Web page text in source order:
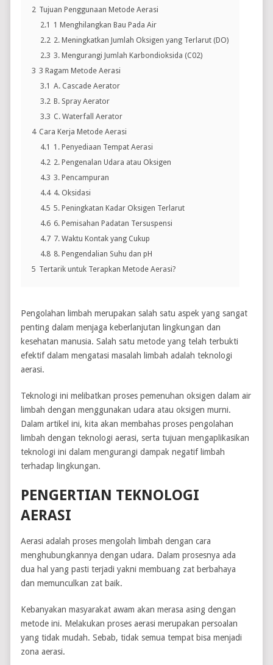
2 Tujuan Penggunaan Metode Aerasi
2.1 1 Menghilangkan Bau Pada Air
2.2 2. Meningkatkan Jumlah Oksigen yang Terlarut (DO)
2.3 3. Mengurangi Jumlah Karbondioksida (C02)
3 3 Ragam Metode Aerasi
3.1 A. Cascade Aerator
3.2 B. Spray Aerator
3.3 C. Waterfall Aerator
4 Cara Kerja Metode Aerasi
4.1 1. Penyediaan Tempat Aerasi
4.2 2. Pengenalan Udara atau Oksigen
4.3 3. Pencampuran
4.4 4. Oksidasi
4.5 5. Peningkatan Kadar Oksigen Terlarut
4.6 6. Pemisahan Padatan Tersuspensi
4.7 7. Waktu Kontak yang Cukup
4.8 8. Pengendalian Suhu dan pH
5 Tertarik untuk Terapkan Metode Aerasi?
Pengolahan limbah merupakan salah satu aspek yang sangat
penting dalam menjaga keberlanjutan lingkungan dan
kesehatan manusia. Salah satu metode yang telah terbukti
efektif dalam mengatasi masalah limbah adalah teknologi
aerasi.
Teknologi ini melibatkan proses pemenuhan oksigen dalam air
limbah dengan menggunakan udara atau oksigen murni.
Dalam artikel ini, kita akan membahas proses pengolahan
limbah dengan teknologi aerasi, serta tujuan mengaplikasikan
teknologi ini dalam mengurangi dampak negatif limbah
terhadap lingkungan.
PENGERTIAN TEKNOLOGI
AERASI
Aerasi adalah proses mengolah limbah dengan cara
menghubungkannya dengan udara. Dalam prosesnya ada
dua hal yang pasti terjadi yakni membuang zat berbahaya
dan memunculkan zat baik.
Kebanyakan masyarakat awam akan merasa asing dengan
metode ini. Melakukan proses aerasi merupakan persoalan
yang tidak mudah. Sebab, tidak semua tempat bisa menjadi
zona aerasi.